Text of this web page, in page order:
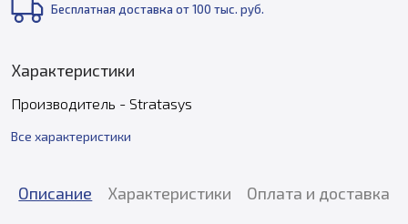
Бесплатная доставка от 100 тыс. руб.
Характеристики
Производитель - Stratasys
Все характеристики
Описание Характеристики Оплата и доставка